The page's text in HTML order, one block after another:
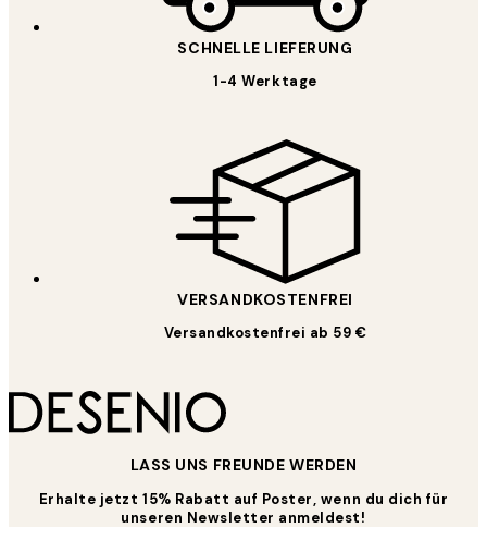
SCHNELLE LIEFERUNG
1-4 Werktage
VERSANDKOSTENFREI
Versandkostenfrei ab 59 €
LASS UNS FREUNDE WERDEN
Erhalte jetzt 15% Rabatt auf Poster, wenn du dich für
unseren Newsletter anmeldest!